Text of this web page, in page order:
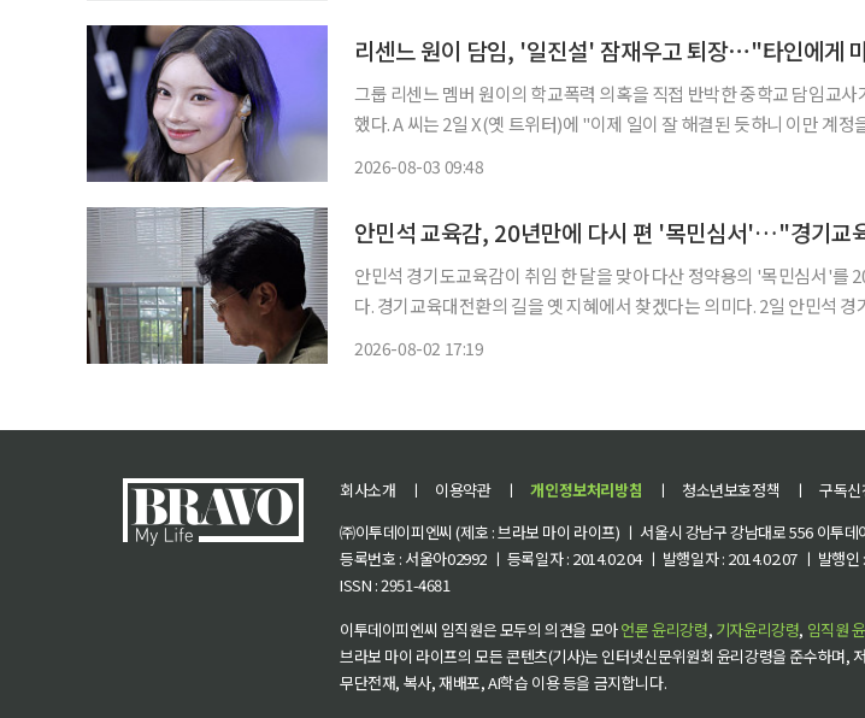
리센느 원이 담임, '일진설' 잠재우고 퇴장⋯"타인에게
그룹 리센느 멤버 원이의 학교폭력 의혹을 직접 반박한 중학교 담임교
했다. A 씨는 2일 X(옛 트위터)에 "이제 일이 잘 해결된 듯하니 이만 계정을 삭제하려고 한
2026-08-03 09:48
안민석 경기도교육감이 취임 한 달을 맞아 다산 정약용의 '목민심서'를
다. 경기교육대전환의 길을 옛 지혜에서 찾겠다는 의미다. 2일 안민석 경기도교육감이 자신의
2026-08-02 17:19
회사소개 ㅣ 이용약관 ㅣ 개인정보처리방침 ㅣ 청소년보호정책 ㅣ 구독신
㈜이투데이피엔씨 (제호 : 브라보 마이 라이프) ㅣ 서울시 강남구 강남대로 556 이투
등록번호 : 서울아02992 ㅣ 등록일자 : 2014.02.04 ㅣ 발행일자 : 2014.02.07 ㅣ 발행
ISSN : 2951-4681
이투데이피엔씨 임직원은 모두의 의견을 모아언론 윤리강령, 기자윤리강령, 임직원
브라보 마이 라이프의 모든 콘텐츠(기사)는 인터넷신문위원회 윤리강령을 준수하며,
무단전재, 복사, 재배포, AI학습 이용 등을 금지합니다.